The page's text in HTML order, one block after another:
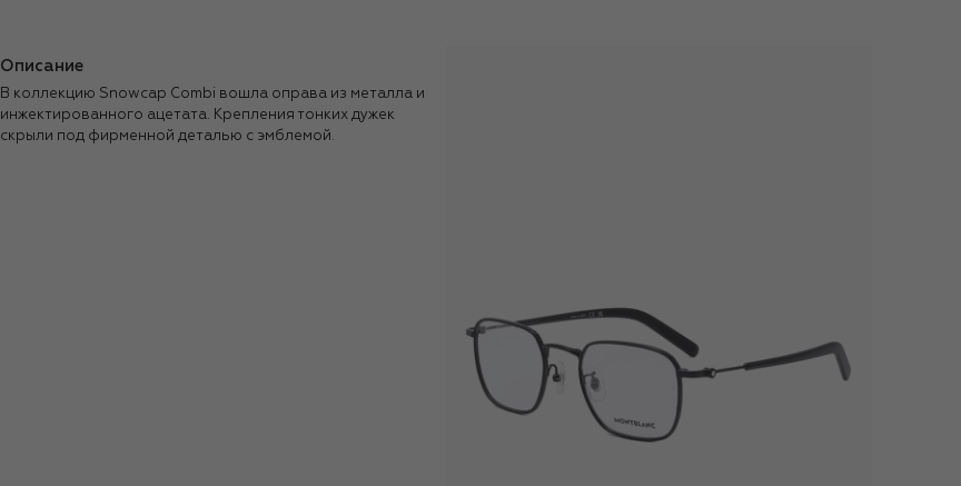
Описание
В коллекцию Snowcap Combi вошла оправа из металла и
инжектированного ацетата. Крепления тонких дужек
скрыли под фирменной деталью с эмблемой.